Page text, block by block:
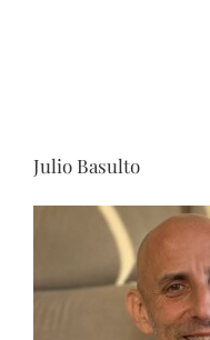
Julio Basulto